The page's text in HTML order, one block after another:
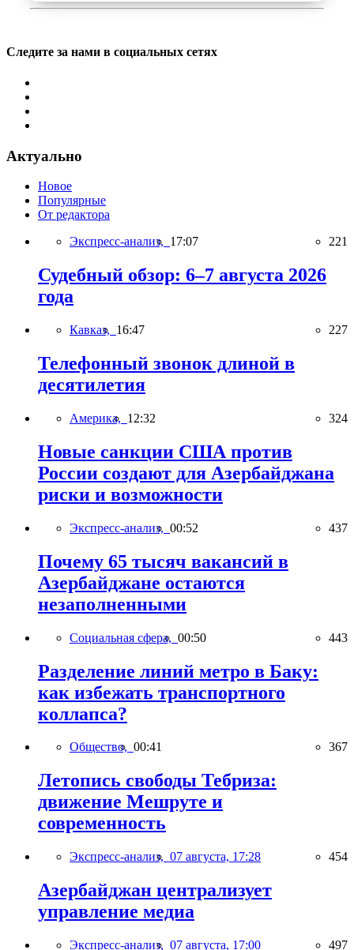
Следите за нами в социальных сетях
Актуально
Новое
Популярные
От редактора
Экспресс-анализ, 17:07 221
Судебный обзор: 6–7 августа 2026
года
Кавказ, 16:47 227
Телефонный звонок длиной в
десятилетия
Америка, 12:32 324
Новые санкции США против
России создают для Азербайджана
риски и возможности
Экспресс-анализ, 00:52 437
Почему 65 тысяч вакансий в
Азербайджане остаются
незаполненными
Социальная сфера, 00:50 443
Разделение линий метро в Баку:
как избежать транспортного
коллапса?
Общество, 00:41 367
Летопись свободы Тебриза:
движение Мешруте и
современность
Экспресс-анализ, 07 августа, 17:28 454
Азербайджан централизует
управление медиа
Экспресс-анализ, 07 августа, 17:00 497